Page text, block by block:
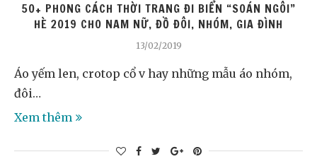
5O+ PHONG CÁCH THỜI TRANG ĐI BIỂN “SOÁN NGÔI”
HÈ 2019 CHO NAM NỮ, ĐỒ ĐÔI, NHÓM, GIA ĐÌNH
13/02/2019
Áo yếm len, crotop cổ v hay những mẫu áo nhóm,
đôi…
Xem thêm